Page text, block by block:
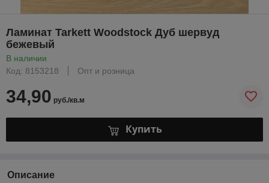
Ламинат Tarkett Woodstock Дуб шервуд
бежевый
В наличии
Код: 8153218
Опт и розница
34,90 руб./кв.м
Купить
Описание